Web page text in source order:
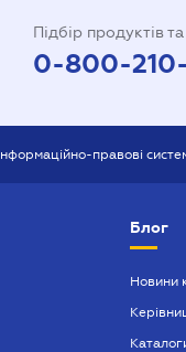
Підбір продуктів
0-800-
правові
БУХГАЛТЕР ПРОФ
Блог
Новини